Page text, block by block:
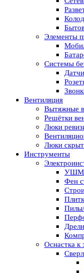
Элементы
Системы
Вентиляция
Вытяжные
Решётки
Люки
Люки
Инструменты
Фен
Оснастка к